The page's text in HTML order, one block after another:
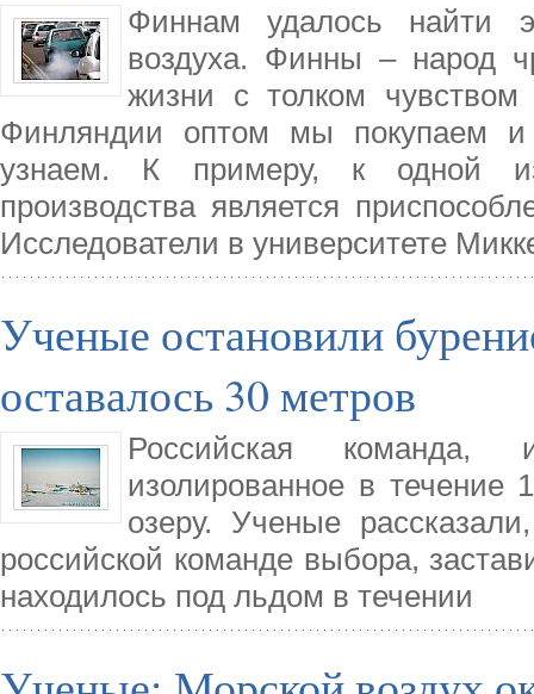
Финнам удалось найти
воздуха. Финны – народ
жизни с толком
Финляндии оптом мы покупаем
узнаем. К примеру, к одной
производства является
Исследователи в университете
Ученые остановили
оставалось 30 метров
Российская команда,
изолированное в течение
озеру. Ученые
российской команде выбора,
находилось под льдом в течении